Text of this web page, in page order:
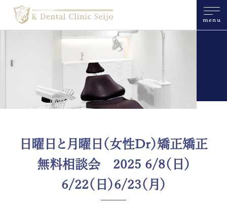
menu
日曜日と月曜日（女性Dr）矯正矯正
無料相談会 2025 6/8（日）
6/22（日）6/23（月）